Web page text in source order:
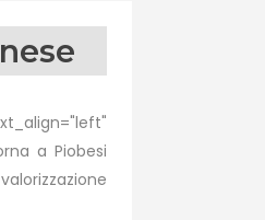
a Piobesi